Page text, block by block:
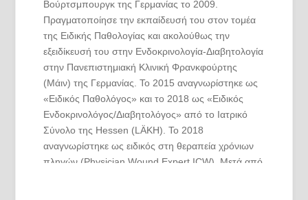
Βούρτσμπουργκ της Γερμανίας το 2009.
Πραγματοποίησε την εκπαίδευσή του στον τομέα
της Ειδικής Παθολογίας και ακολούθως την
εξειδίκευσή του στην Ενδοκρινολογία-Διαβητολογία
στην Πανεπιστημιακή Κλινική Φρανκφούρτης
(Μάιν) της Γερμανίας. Το 2015 αναγνωρίστηκε ως
«Ειδικός Παθολόγος» και το 2018 ως «Ειδικός
Ενδοκρινολόγος/Διαβητολόγος» από το Ιατρικό
Σύνολο της Hessen (LÄKH). Το 2018
αναγνωρίστηκε ως ειδικός στη θεραπεία χρόνιων
πληγών (Physician Wound Expert ICW). Μετά από